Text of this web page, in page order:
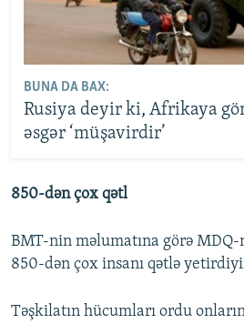
BUNA DA BAX:
Rusiya deyir ki, Afrikaya
əsgər ‘müşavirdir’
850-dən çox qətl
BMT-nin məlumatına görə
850-dən çox insanı qətlə
Təşkilatın hücumları ordu